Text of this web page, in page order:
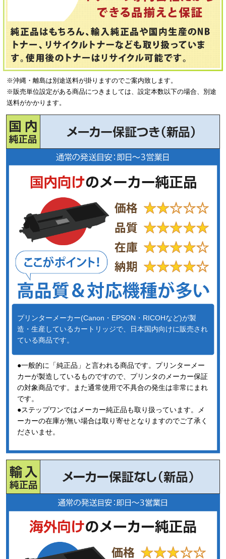
※沖縄・離島は別途送料が掛りますのでご案内致します。
※販売単位設定がある商品につきましては、設定本数以下の場合、別途
送料がかかります。
プリンターメーカー(Canon・EPSON・RICOHなど)が製
造・生産しているカートリッジで、日本国内向けに販売され
ている商品です。
●一般的に「純正品」と言われる商品です。プリンターメー
カーが製造しているものですので、プリンタのメーカー保証
の対象商品です。また通常使用で不具合の発生は非常にまれ
です。
●ステップワンではメーカー純正品も取り扱っています。メ
ーカーの在庫が無い場合は取り寄せとなりますのでご了承く
ださいませ。